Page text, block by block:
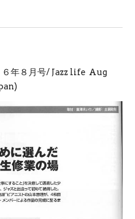
６年８月号/ Jazz life Aug